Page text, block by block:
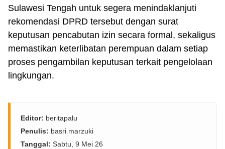
Sulawesi Tengah untuk segera menindaklanjuti
rekomendasi DPRD tersebut dengan surat
keputusan pencabutan izin secara formal, sekaligus
memastikan keterlibatan perempuan dalam setiap
proses pengambilan keputusan terkait pengelolaan
lingkungan.
Editor: beritapalu
Penulis: basri marzuki
Tanggal: Sabtu, 9 Mei 26